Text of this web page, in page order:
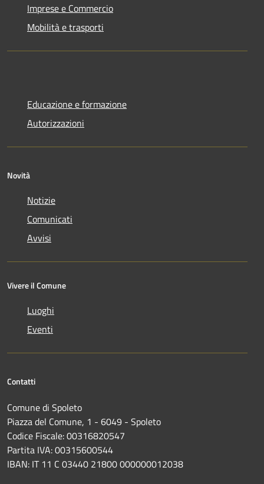
Imprese e Commercio
Mobilità e trasporti
Educazione e formazione
Autorizzazioni
Novità
Notizie
Comunicati
Avvisi
Vivere il Comune
Luoghi
Eventi
Contatti
Comune di Spoleto
Piazza del Comune, 1 - 6049 - Spoleto
Codice Fiscale: 00316820547
Partita IVA: 00315600544
IBAN: IT 11 C 03440 21800 000000012038